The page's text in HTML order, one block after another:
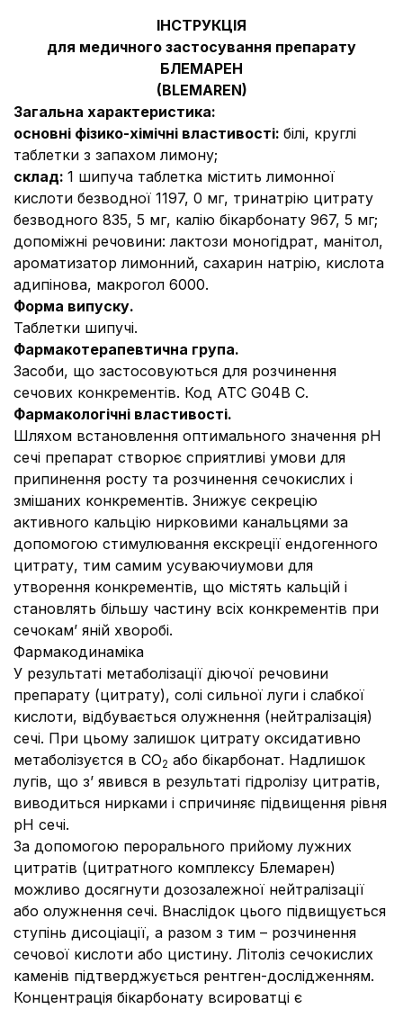
ІНСТРУКЦІЯ
для медичного застосування препарату
БЛЕМАРЕН
(BLEMAREN)
Загальна характеристика:
основні фізико-хімічні властивості: білі, круглі
таблетки з запахом лимону;
склад: 1 шипуча таблетка містить лимонної
кислоти безводної 1197, 0 мг, тринатрію цитрату
безводного 835, 5 мг, калію бікарбонату 967, 5 мг;
допоміжні речовини: лактози моногідрат, манітол,
ароматизатор лимонний, сахарин натрію, кислота
адипінова, макрогол 6000.
Форма випуску.
Таблетки шипучі.
Фармакотерапевтична група.
Засоби, що застосовуються для розчинення
сечових конкрементів. Код АТС G04B C.
Фармакологічні властивості.
Шляхом встановлення оптимального значення рН
сечі препарат створює сприятливі умови для
припинення росту та розчинення сечокислих і
змішаних конкрементів. Знижує секрецію
активного кальцію нирковими канальцями за
допомогою стимулювання екскреції ендогенного
цитрату, тим самим усуваючиумови для
утворення конкрементів, що містять кальцій і
становлять більшу частину всіх конкрементів при
сечокам’ яній хворобі.
Фармакодинаміка
У результаті метаболізації діючої речовини
препарату (цитрату), солі сильної луги і слабкої
кислоти, відбувається олужнення (нейтралізація)
сечі. При цьому залишок цитрату оксидативно
метаболізуєтся в СО2 або бікарбонат. Надлишок
лугів, що з’ явився в результаті гідролізу цитратів,
виводиться нирками і спричиняє підвищення рівня
рН сечі.
За допомогою перорального прийому лужних
цитратів (цитратного комплексу Блемарен)
можливо досягнути дозозалежної нейтралізації
або олужнення сечі. Внаслідок цього підвищується
ступінь дисоціації, а разом з тим – розчинення
сечової кислоти або цистину. Літоліз сечокислих
каменів підтверджується рентген-дослідженням.
Концентрація бікарбонату всироватці є